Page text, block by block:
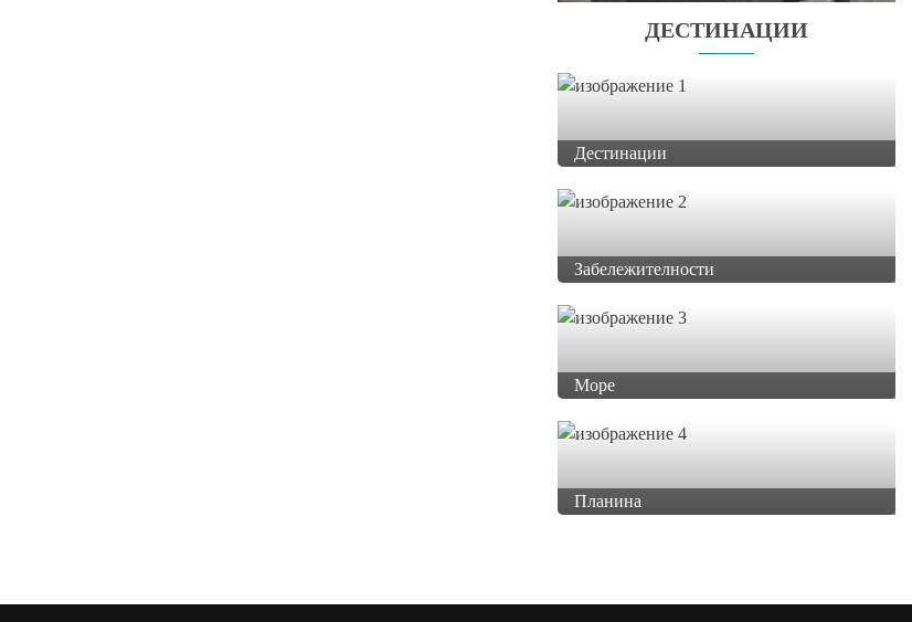
ДЕСТИНАЦИИ
Дестинации
Забележителности
Море
Планина